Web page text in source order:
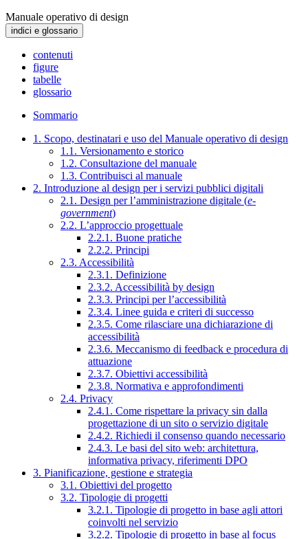
Manuale operativo di design
indici e glossario
contenuti
figure
tabelle
glossario
Sommario
1. Scopo, destinatari e uso del Manuale operativo di design
1.1. Versionamento e storico
1.2. Consultazione del manuale
1.3. Contribuisci al manuale
2. Introduzione al design per i servizi pubblici digitali
2.1. Design per l’amministrazione digitale (e-
government)
2.2. L’approccio progettuale
2.2.1. Buone pratiche
2.2.2. Principi
2.3. Accessibilità
2.3.1. Definizione
2.3.2. Accessibilità by design
2.3.3. Principi per l’accessibilità
2.3.4. Linee guida e criteri di successo
2.3.5. Come rilasciare una dichiarazione di
accessibilità
2.3.6. Meccanismo di feedback e procedura di
attuazione
2.3.7. Obiettivi accessibilità
2.3.8. Normativa e approfondimenti
2.4. Privacy
2.4.1. Come rispettare la privacy sin dalla
progettazione di un sito o servizio digitale
2.4.2. Richiedi il consenso quando necessario
2.4.3. Le basi del sito web: architettura,
informativa privacy, riferimenti DPO
3. Pianificazione, gestione e strategia
3.1. Obiettivi del progetto
3.2. Tipologie di progetti
3.2.1. Tipologie di progetto in base agli attori
coinvolti nel servizio
3.2.2. Tipologie di progetto in base al focus